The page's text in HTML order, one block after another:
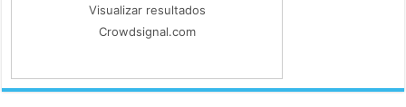
Visualizar resultados
Crowdsignal.com